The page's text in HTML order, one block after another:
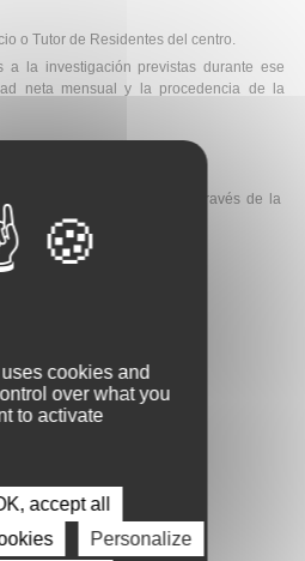
o Tutor de Residentes del centro.
a la investigación previstas durante ese
neta mensual y la procedencia de la
vía telemática a través de la
cookies and
over what you
to activate
accept all
Personalize